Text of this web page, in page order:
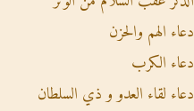
دعاء الهم والحزن
دعاء الكرب
دعاء لقاء العدو و ذي السلطان